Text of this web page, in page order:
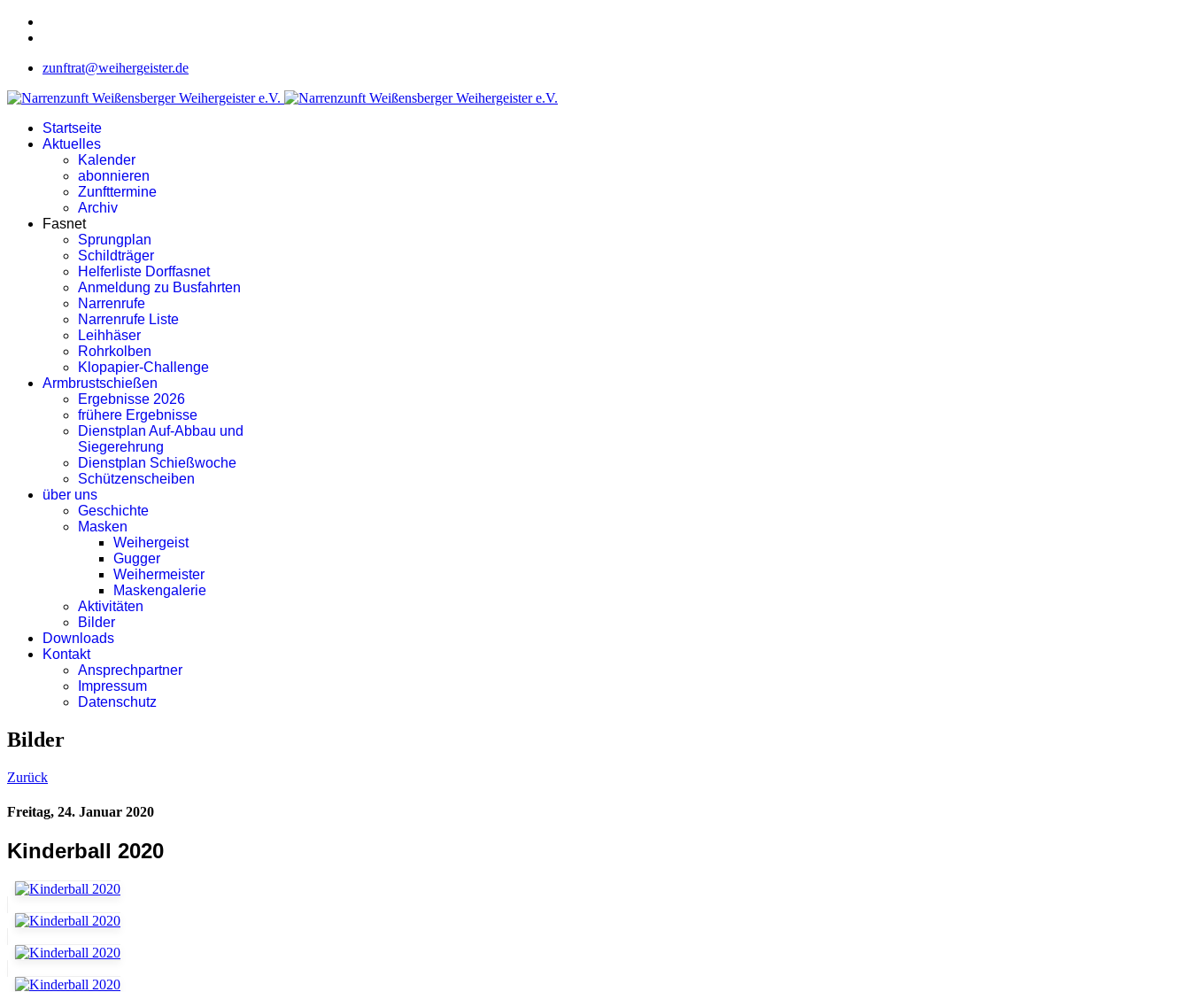
zunftrat@weihergeister.de
Startseite
Aktuelles
Kalender
abonnieren
Zunfttermine
Archiv
Fasnet
Sprungplan
Schildträger
Helferliste Dorffasnet
Anmeldung zu Busfahrten
Narrenrufe
Narrenrufe Liste
Leihhäser
Rohrkolben
Klopapier-Challenge
Armbrustschießen
Ergebnisse 2026
frühere Ergebnisse
Dienstplan Auf-Abbau und
Siegerehrung
Dienstplan Schießwoche
Schützenscheiben
über uns
Geschichte
Masken
Weihergeist
Gugger
Weihermeister
Maskengalerie
Aktivitäten
Bilder
Downloads
Kontakt
Ansprechpartner
Impressum
Datenschutz
Bilder
Zurück
Freitag, 24. Januar 2020
Kinderball 2020